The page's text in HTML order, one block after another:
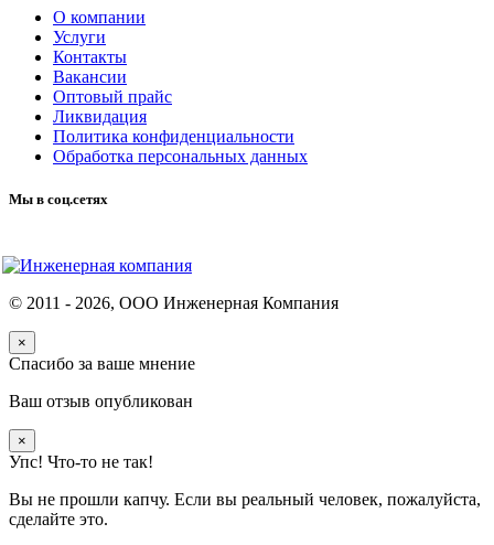
О компании
Услуги
Контакты
Вакансии
Оптовый прайс
Ликвидация
Политика конфиденциальности
Обработка персональных данных
Мы в соц.сетях
© 2011 - 2026, ООО Инженерная Компания
×
Спасибо за ваше мнение
Ваш отзыв опубликован
×
Упс! Что-то не так!
Вы не прошли капчу. Если вы реальный человек, пожалуйста,
сделайте это.